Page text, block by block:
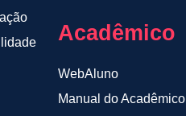
Acadêmico
WebAluno
Manual do Acadêmico